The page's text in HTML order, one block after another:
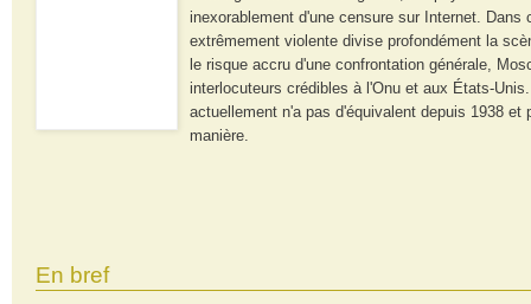
inexorablement d'une censure sur Internet. Dans
extrêmement violente divise profondément la
le risque accru d'une confrontation générale,
interlocuteurs crédibles à l'Onu et aux États-
actuellement n'a pas d'équivalent depuis 1938 et
manière.
En bref